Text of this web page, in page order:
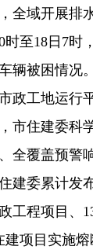
全域开展排
时至18日7
辆被困情况
政工地运行
市住建委科
全覆盖预警
建委累计发
工程项目
建项目实施